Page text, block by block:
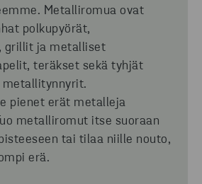
Metalliromua ovat
polkupyörät,
grillit ja metalliset
teräkset sekä tyhjät
pienet erät metalleja
uo metalliromut itse suoraan
tai tilaa niille nouto,
erä.